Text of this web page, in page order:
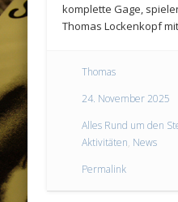
komplette Gage,
Thomas Lockenkopf
Thomas
24. November 2025
Alles Rund um den
Aktivitäten, News
Permalink